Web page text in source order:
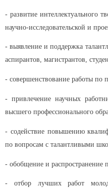
- развитие интеллектуального
научно-исследовательской и
- выявление и поддержка
аспирантов, магистрантов,
- совершенствование работы по
- привлечение научных
высшего профессионального
- содействие повышению
по вопросам с талантливыми
- обобщение и распространение
- отбор лучших работ